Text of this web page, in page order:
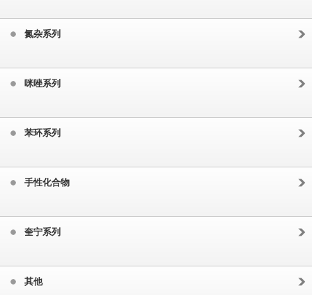
氮杂系列
咪唑系列
苯环系列
手性化合物
奎宁系列
其他